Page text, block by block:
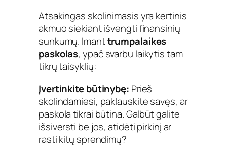
Atsakingas skolinimasis yra kertinis
akmuo siekiant išvengti finansinių
sunkumų. Imanttrumpalaikes
paskolas, ypač svarbu laikytis tam
tikrų taisyklių:
Įvertinkite būtinybę: Prieš
skolindamiesi, paklauskite savęs, ar
paskola tikrai būtina. Galbūt galite
išsiversti be jos, atidėti pirkinį ar
rasti kitų sprendimų?